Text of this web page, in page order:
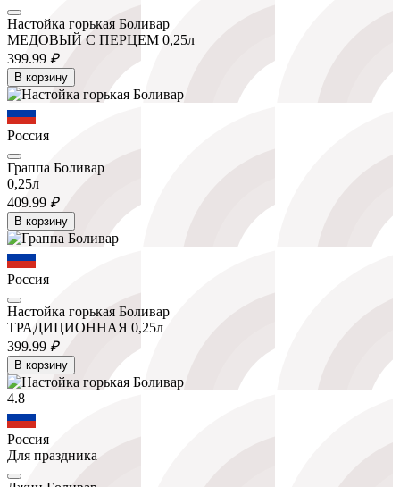
Настойка горькая Боливар
МЕДОВЫЙ С ПЕРЦЕМ 0,25л
399.99 ₽
В корзину
Россия
Граппа Боливар
0,25л
409.99 ₽
В корзину
Россия
Настойка горькая Боливар
ТРАДИЦИОННАЯ 0,25л
399.99 ₽
В корзину
4.8
Россия
Для праздника